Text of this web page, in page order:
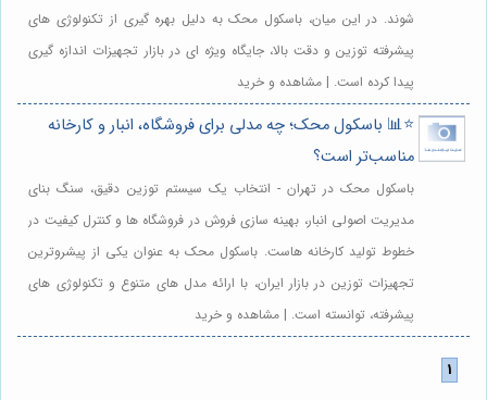
شوند. در این میان، باسکول محک به دلیل بهره گیری از تکنولوژی های
پیشرفته توزین و دقت بالا، جایگاه ویژه ای در بازار تجهیزات اندازه گیری
پیدا کرده است. | مشاهده و خرید
⭐️📊 باسکول محک؛ چه مدلی برای فروشگاه، انبار و کارخانه
مناسب‌تر است؟
باسکول محک در تهران - انتخاب یک سیستم توزین دقیق، سنگ بنای
مدیریت اصولی انبار، بهینه سازی فروش در فروشگاه ها و کنترل کیفیت در
خطوط تولید کارخانه هاست. باسکول محک به عنوان یکی از پیشروترین
تجهیزات توزین در بازار ایران، با ارائه مدل های متنوع و تکنولوژی های
پیشرفته، توانسته است. | مشاهده و خرید